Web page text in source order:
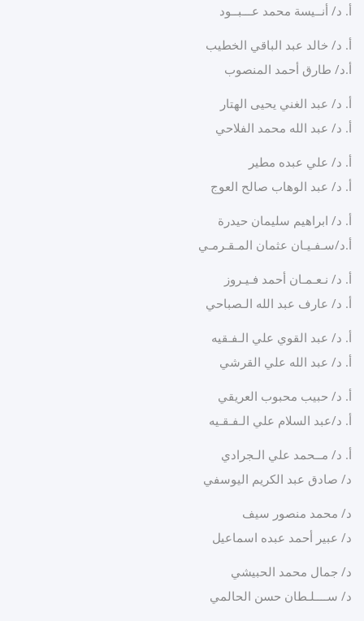
د/ أنــيسة محمد عـــبــود
د/ خالد عبد الباقي الخطيب
طارق أحمد المنصوب
د/ عبد الغني يحيى الهتار
د/ عبد الله محمد الفلاحي
د/ علي عبده مطير
د/ عبد الوهاب صالح العوج
د/ ابراهيم سليمان حيدرة
سـفـيـان عثمان المـقـرمـي
د/ نـعـمـان أحمد فـيـروز
د/ عارف عبد الله الـصباحي
د/ عبد القوي علي الـفـقيه
د/ عبد الله علي القرشي
د/ حبيب محبوب العريقي
د/عبد السلام علي الـفـقـيه
د/ مــحمد علي الـجرادي
صادق عبد الكريم اليوسفي
محمد منصور سيف
عبير أحمد عبده اسماعيل
جمال محمد الحبيشي
ســــلـطان حسن الحالمي